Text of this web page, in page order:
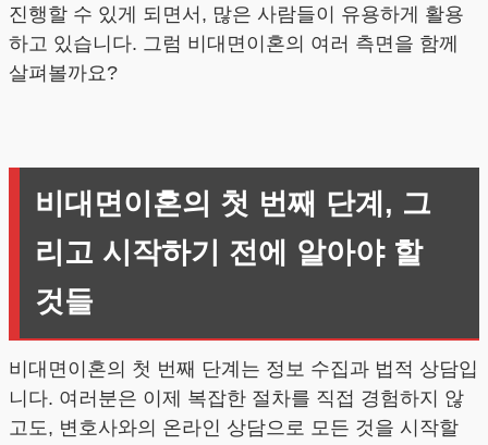
진행할 수 있게 되면서, 많은 사람들이 유용하게 활용
하고 있습니다. 그럼 비대면이혼의 여러 측면을 함께
살펴볼까요?
비대면이혼의 첫 번째 단계, 그
리고 시작하기 전에 알아야 할
것들
비대면이혼의 첫 번째 단계는 정보 수집과 법적 상담입
니다. 여러분은 이제 복잡한 절차를 직접 경험하지 않
고도, 변호사와의 온라인 상담으로 모든 것을 시작할